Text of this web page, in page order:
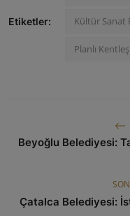
Etiketler: Kültür Sanat
Planlı
Beyoğlu Belediyesi:
Çatalca Belediyesi: